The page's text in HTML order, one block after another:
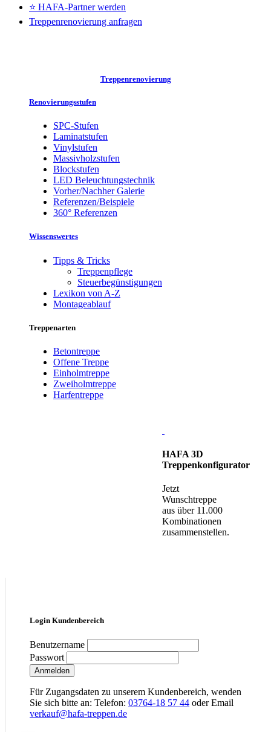
⭐ HAFA-Partner werden
Treppenrenovierung anfragen
Treppenrenovierung
Renovierungsstufen
SPC-Stufen
Laminatstufen
Vinylstufen
Massivholzstufen
Blockstufen
LED Beleuchtungstechnik
Vorher/Nachher Galerie
Referenzen/Beispiele
360° Referenzen
Wissenswertes
Tipps & Tricks
Treppenpflege
Steuerbegünstigungen
Lexikon von A-Z
Montageablauf
Treppenarten
Betontreppe
Offene Treppe
Einholmtreppe
Zweiholmtreppe
Harfentreppe
HAFA 3D
Treppenkonfigurator
Jetzt
Wunschtreppe
aus über 11.000
Kombinationen
zusammenstellen.
Login Kundenbereich
Benutzername
Passwort
Anmelden
Für Zugangsdaten zu unserem Kundenbereich, wenden
Sie sich bitte an: Telefon: 03764-18 57 44 oder Email
verkauf@hafa-treppen.de